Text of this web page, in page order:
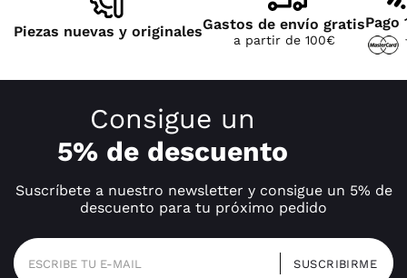
Piezas nuevas y originalesGastos de envío gratis
a partir de 100€
Pago
Consigue un
5% de descuento
Suscríbete a nuestro newsletter y consigue un 5% de
descuento para tu próximo pedido